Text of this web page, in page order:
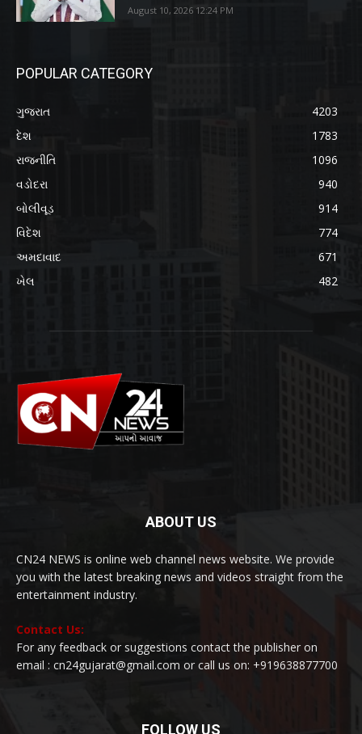
August 10, 2026 12:24 PM
POPULAR CATEGORY
ગુજરાત
4203
દેશ
1783
રાજનીતિ
1096
વડોદરા
940
બોલીવૂડ
914
વિદેશ
774
અમદાવાદ
671
ખેલ
482
ABOUT US
CN24 NEWS is online web channel news website. We provide
you with the latest breaking news and videos straight from the
entertainment industry.
Contact Us:
For any feedback or suggestions contact the publisher on
email : cn24gujarat@gmail.com or call us on: +919638877700
FOLLOW US